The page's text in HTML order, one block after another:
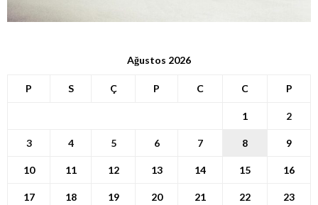
Ağustos 2026
P S Ç P C C P
1 2
3 4 5 6 7 8 9
10 11 12 13 14 15 16
17 18 19 20 21 22 23